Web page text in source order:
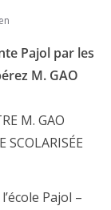
Pajol par les
M. GAO
M. GAO
SCOLARISÉE
Pajol –